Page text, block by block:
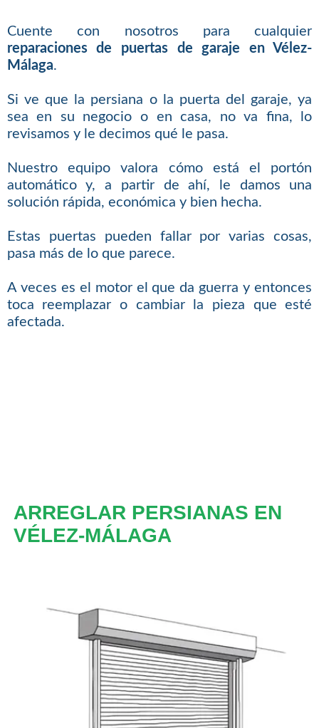
Cuente con nosotros para cualquier
reparaciones de puertas de garaje en Vélez-
Málaga.
Si ve que la persiana o la puerta del garaje, ya
sea en su negocio o en casa, no va fina, lo
revisamos y le decimos qué le pasa.
Nuestro equipo valora cómo está el portón
automático y, a partir de ahí, le damos una
solución rápida, económica y bien hecha.
Estas puertas pueden fallar por varias cosas,
pasa más de lo que parece.
A veces es el motor el que da guerra y entonces
toca reemplazar o cambiar la pieza que esté
afectada.
ARREGLAR PERSIANAS EN
VÉLEZ-MÁLAGA